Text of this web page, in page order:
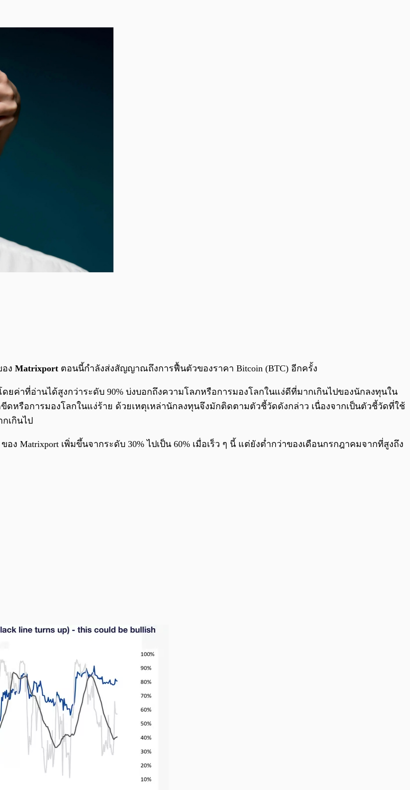
ง Matrixport ตอนนี้กำลังส่งสัญญาณถึงการฟื้นตัวของราคา Bitcoin (BTC) อีกครั้ง
ดยค่าที่อ่านได้สูงกว่าระดับ 90% บ่งบอกถึงความโลภหรือการมองโลกในแง่ดีที่มากเกินไปของนักลงทุนใน
หรือการมองโลกในแง่ร้าย ด้วยเหตุเหล่านักลงทุนจึงมักติดตามตัวชี้วัดดังกล่าว เนื่องจากเป็นตัวชี้วัดที่ใช้
เกินไป
ของ Matrixport เพิ่มขึ้นจากระดับ 30% ไปเป็น 60% เมื่อเร็ว ๆ นี้ แต่ยังต่ำกว่าของเดือนกรกฎาคมจากที่สูงถึง